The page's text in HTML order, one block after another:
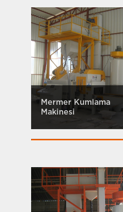
Mermer Kumlama
Makinesi